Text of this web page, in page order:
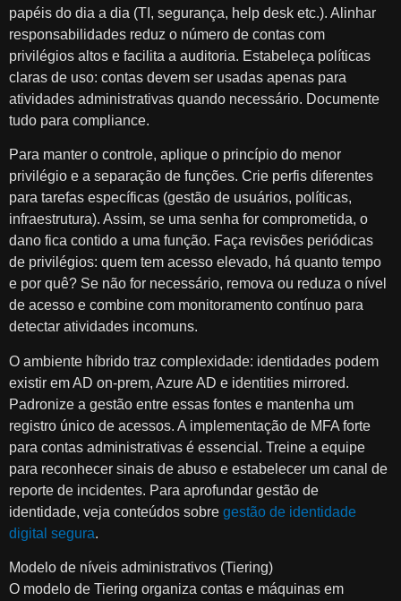
papéis do dia a dia (TI, segurança, help desk etc.). Alinhar
responsabilidades reduz o número de contas com
privilégios altos e facilita a auditoria. Estabeleça políticas
claras de uso: contas devem ser usadas apenas para
atividades administrativas quando necessário. Documente
tudo para compliance.
Para manter o controle, aplique o princípio do menor
privilégio e a separação de funções. Crie perfis diferentes
para tarefas específicas (gestão de usuários, políticas,
infraestrutura). Assim, se uma senha for comprometida, o
dano fica contido a uma função. Faça revisões periódicas
de privilégios: quem tem acesso elevado, há quanto tempo
e por quê? Se não for necessário, remova ou reduza o nível
de acesso e combine com monitoramento contínuo para
detectar atividades incomuns.
O ambiente híbrido traz complexidade: identidades podem
existir em AD on-prem, Azure AD e identities mirrored.
Padronize a gestão entre essas fontes e mantenha um
registro único de acessos. A implementação de MFA forte
para contas administrativas é essencial. Treine a equipe
para reconhecer sinais de abuso e estabelecer um canal de
reporte de incidentes. Para aprofundar gestão de
identidade, veja conteúdos sobre gestão de identidade
digital segura.
Modelo de níveis administrativos (Tiering)
O modelo de Tiering organiza contas e máquinas em